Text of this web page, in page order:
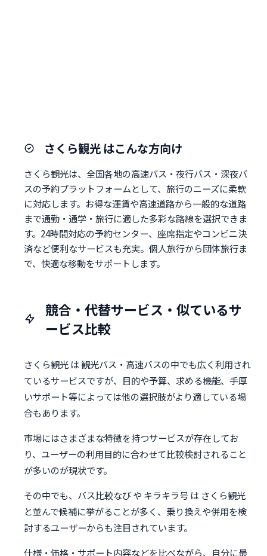
さくら観光 はこんな方向け
さくら観光は、全国各地の高速バス・夜行バス・深夜バ
スの予約プラットフォームとして、旅行のニーズに柔軟
に対応します。お得な運賃や高速道路から一般的な道路
まで通勤・通学・旅行に適した多彩な路線を選択できま
す。24時間対応の予約センター、座席指定やコンビニ決
済など便利なサービスも充実。個人旅行から団体旅行ま
で、快適な移動をサポートします。
競合・代替サービス・似ているサ
ービス比較
さくら観光 は 観光バス・高速バスの中でも広く利用され
ているサービスですが、目的や予算、求める機能、手厚
いサポート等によっては他の選択肢がより適している場
合もあります。
市場にはさまざまな特徴を持つサービスが存在してお
り、ユーザーの利用目的に合わせて比較検討されること
が多いのが現状です。
その中でも、バス比較なび や キラキラ号 は さくら観光
と並んで候補に挙がることが多く、乗り換えや併用を検
討するユーザーからも注目されています。
仕様・価格・サポート内容などを比べながら、自分に最